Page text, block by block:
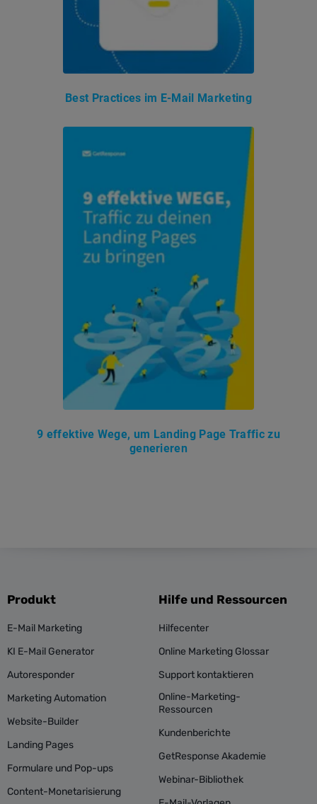
Best Practices im E-Mail Marketing
9 effektive Wege, um Landing Page Traffic zu
generieren
Produkt
E-Mail Marketing
KI E-Mail Generator
Autoresponder
Marketing Automation
Website-Builder
Landing Pages
Formulare und Pop-ups
Content-Monetarisierung
Hilfe und Ressourcen
Hilfecenter
Online Marketing Glossar
Support kontaktieren
Online-Marketing-
Ressourcen
Kundenberichte
GetResponse Akademie
Webinar-Bibliothek